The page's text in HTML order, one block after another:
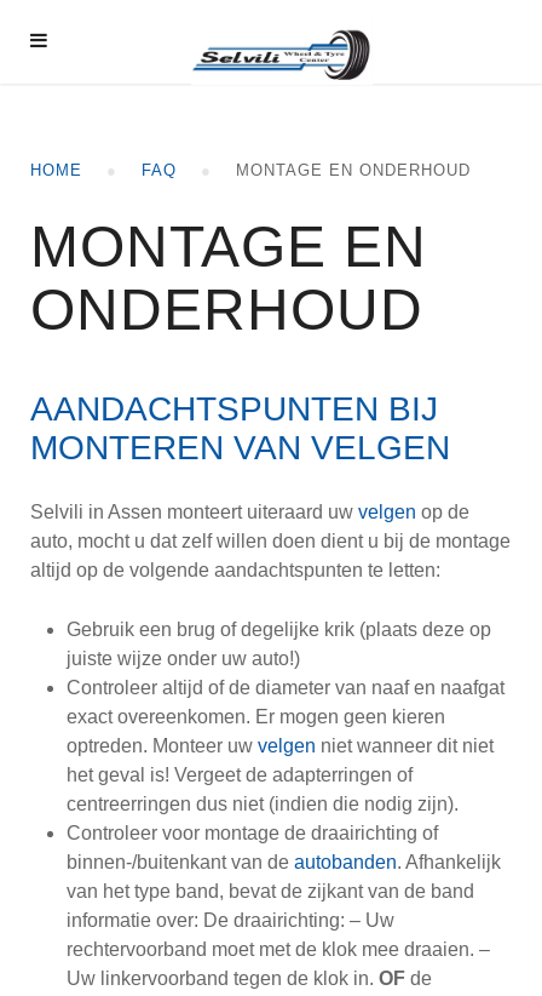
HOME FAQ MONTAGE EN ONDERHOUD
MONTAGE EN
ONDERHOUD
AANDACHTSPUNTEN BIJ
MONTEREN VAN VELGEN
Selvili in Assen monteert uiteraard uw velgen op de
auto, mocht u dat zelf willen doen dient u bij de montage
altijd op de volgende aandachtspunten te letten:
Gebruik een brug of degelijke krik (plaats deze op
juiste wijze onder uw auto!)
Controleer altijd of de diameter van naaf en naafgat
exact overeenkomen. Er mogen geen kieren
optreden. Monteer uw velgen niet wanneer dit niet
het geval is! Vergeet de adapterringen of
centreerringen dus niet (indien die nodig zijn).
Controleer voor montage de draairichting of
binnen-/buitenkant van de autobanden. Afhankelijk
van het type band, bevat de zijkant van de band
informatie over: De draairichting: – Uw
rechtervoorband moet met de klok mee draaien. –
Uw linkervoorband tegen de klok in. OF de